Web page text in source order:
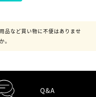
品など買い物に不便はありませ
。
Q&A